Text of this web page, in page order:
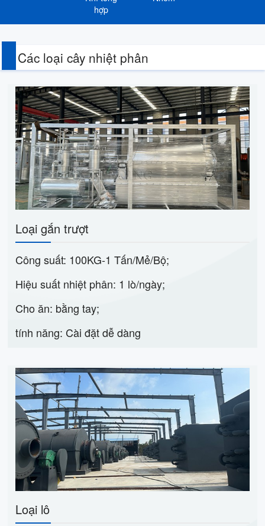
hợp
Các loại cây nhiệt phân
Loại gắn trượt
Công suất: 100KG-1 Tấn/Mẻ/Bộ;
Hiệu suất nhiệt phân: 1 lò/ngày;
Cho ăn: bằng tay;
tính năng: Cài đặt dễ dàng
Loại lô